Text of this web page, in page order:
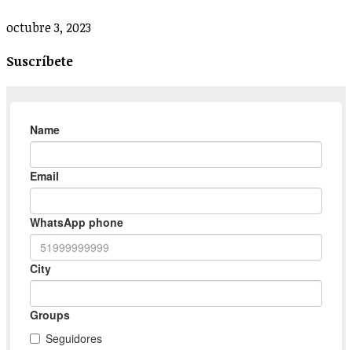
octubre 3, 2023
Suscríbete